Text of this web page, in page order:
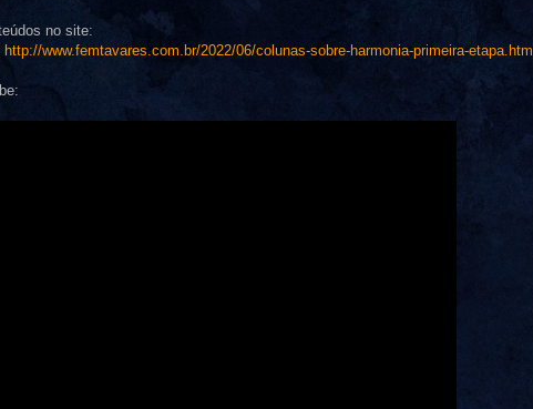
no site:
http://www.femtavares.com.br/2022/06/colunas-sobre-harmonia-primeira-etapa.html